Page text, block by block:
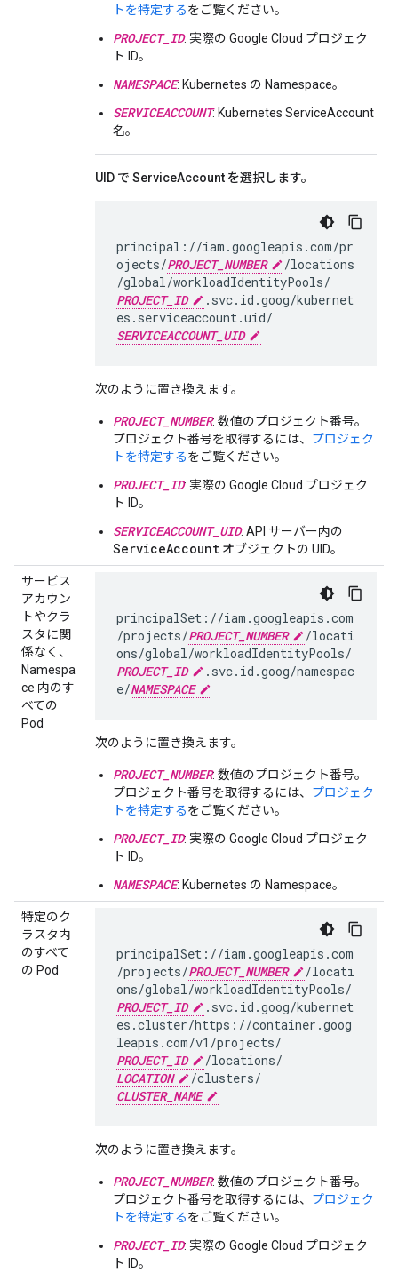
トを特定するをご覧ください。
PROJECT_ID: 実際の Google Cloud プロジェク
ト ID。
NAMESPACE: Kubernetes の Namespace。
SERVICEACCOUNT: Kubernetes ServiceAccount
名。
UID で ServiceAccount を選択します。
principal://iam.googleapis.com/pr
ojects/PROJECT_NUMBER
/locations
/global/workloadIdentityPools/
PROJECT_ID
.svc.id.goog/kubernet
es.serviceaccount.uid/
SERVICEACCOUNT_UID
次のように置き換えます。
PROJECT_NUMBER: 数値のプロジェクト番号。
プロジェクト番号を取得するには、 プロジェク
トを特定するをご覧ください。
PROJECT_ID: 実際の Google Cloud プロジェク
ト ID。
SERVICEACCOUNT_UID: API サーバー内の
ServiceAccount オブジェクトの UID。
サービス
アカウン
トやクラ
スタに関
係なく、
Namespa
ce 内のす
べての
Pod
principalSet://iam.googleapis.com
/projects/PROJECT_NUMBER
/locati
ons/global/workloadIdentityPools/
PROJECT_ID
.svc.id.goog/namespac
e/NAMESPACE
次のように置き換えます。
PROJECT_NUMBER: 数値のプロジェクト番号。
プロジェクト番号を取得するには、 プロジェク
トを特定するをご覧ください。
PROJECT_ID: 実際の Google Cloud プロジェク
ト ID。
NAMESPACE: Kubernetes の Namespace。
特定のク
ラスタ内
のすべて
の Pod
principalSet://iam.googleapis.com
/projects/PROJECT_NUMBER
/locati
ons/global/workloadIdentityPools/
PROJECT_ID
.svc.id.goog/kubernet
es.cluster/https://container.goog
leapis.com/v1/projects/
PROJECT_ID
/locations/
LOCATION
/clusters/
CLUSTER_NAME
次のように置き換えます。
PROJECT_NUMBER: 数値のプロジェクト番号。
プロジェクト番号を取得するには、 プロジェク
トを特定するをご覧ください。
PROJECT_ID: 実際の Google Cloud プロジェク
ト ID。